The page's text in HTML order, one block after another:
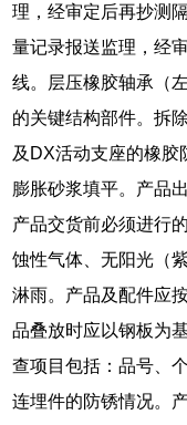
理，经审定后再抄测
量记录报送监理，经
线。层压橡胶轴承（
的关键结构部件。拆
及DX活动支座的橡胶
膨胀砂浆填平。产品
产品交货前必须进行
蚀性气体、无阳光（
淋雨。产品及配件应
品叠放时应以钢板为
查项目包括：品号、
连埋件的防锈情况。